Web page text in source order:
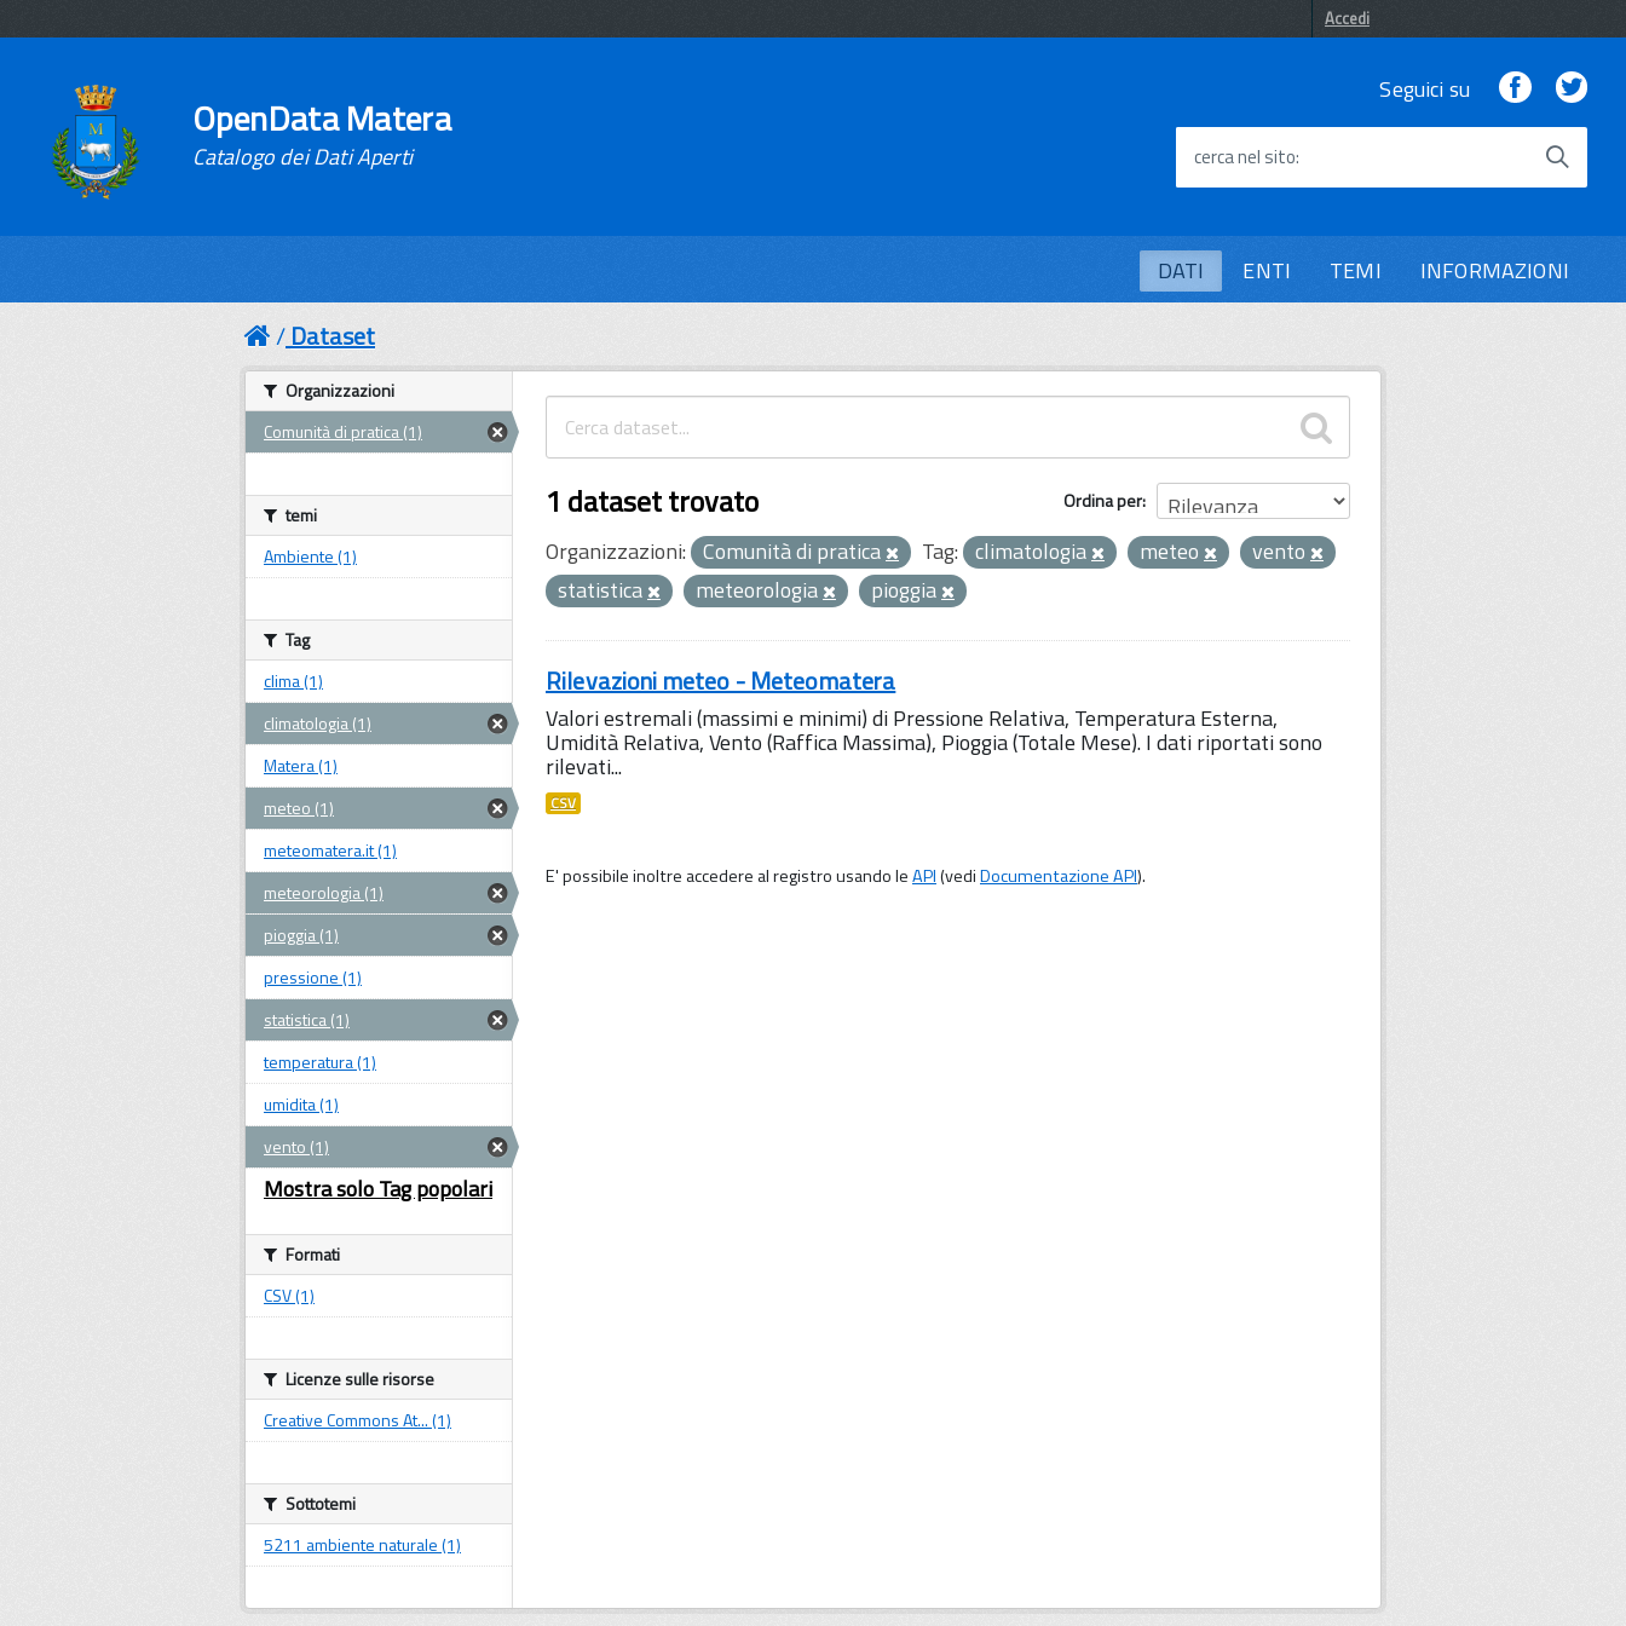
Accedi
OpenData Matera
Catalogo dei Dati Aperti
Seguici su Facebook
cerca nel sito
DATI ENTI TEMI INFORMAZIONI
Dataset
Ordina per
1 dataset trovato
Organizzazioni: Comunità di pratica Tag: climatologia meteo
vento
statistica
meteorologia pioggia
Rilevazioni meteo - Meteomatera
Valori estremali (massimi e minimi) di Pressione Relativa, Temperatura Esterna,
Umidità Relativa, Vento (Raffica Massima), Pioggia (Totale Mese). I dati riportati sono
rilevati...
CSV
E' possibile inoltre accedere al registro usando leAPI(vediDocumentazione API).
Organizzazioni
Comunità di pratica (1)
temi
Ambiente (1)
Tag
clima (1)
climatologia (1)
Matera (1)
meteo (1)
meteomatera.it (1)
meteorologia (1)
pioggia (1)
pressione (1)
statistica (1)
temperatura (1)
umidita (1)
vento (1)
Mostra solo Tag popolari
Formati
CSV (1)
Licenze sulle risorse
Creative Commons At... (1)
Sottotemi
5211 ambiente naturale (1)